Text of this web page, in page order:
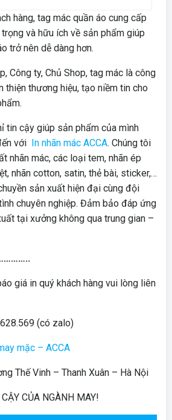
hàng, tag mác quần áo cung cấp
và hữu ích về sản phẩm giúp
trở nên dễ dàng hơn.
Công ty, Chủ Shop, tag mác là công
thiện thương hiệu, tạo niềm tin cho
tin cậy giúp sản phẩm của mình
với In nhãn mác ACCA. Chúng tôi
nhãn mác, các loại tem, nhãn ép
nhãn cotton, satin, thẻ bài, sticker,…
sản xuất hiện đại cùng đội
chuyên nghiệp. Đảm bảo đáp ứng
tại xưởng không qua trung gian –
giá in quý khách hàng vui lòng liên
(có zalo)
mặc – ACCA
Thế Vinh – Thanh Xuân – Hà Nội
CỦA NGÀNH MAY!